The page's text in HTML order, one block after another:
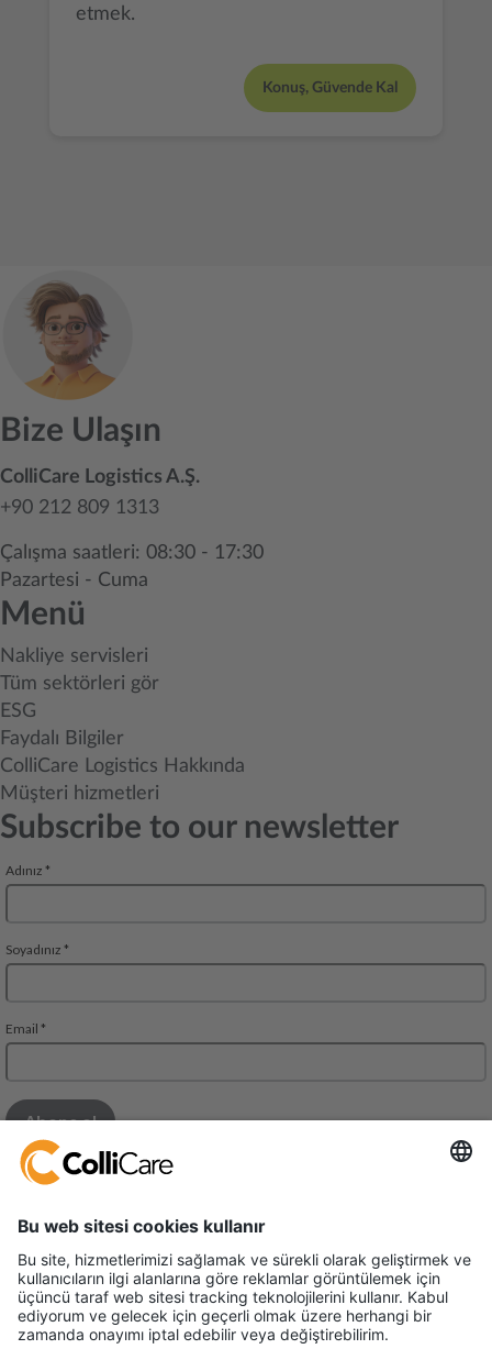
etmek.
Konuş, Güvende Kal
Bize Ulaşın
ColliCare Logistics A.Ş.
+90 212 809 1313
Çalışma saatleri: 08:30 - 17:30
Pazartesi - Cuma
Menü
Nakliye servisleri
Tüm sektörleri gör
ESG
Faydalı Bilgiler
ColliCare Logistics Hakkında
Müşteri hizmetleri
Subscribe to our newsletter
Mall of Istanbul THE OFFICE BUILDING
Floor 10, Suite 79